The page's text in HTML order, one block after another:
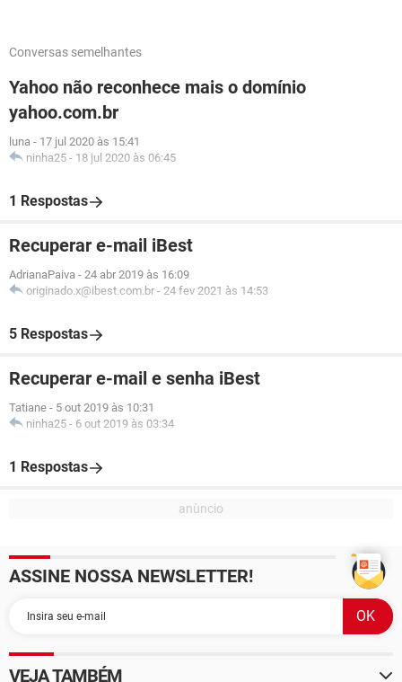
Conversas semelhantes
Yahoo não reconhece mais o domínio
yahoo.com.br
luna - 17 jul 2020 às 15:41
ninha25 - 18 jul 2020 às 06:45
1 Respostas
Recuperar e-mail iBest
AdrianaPaiva - 24 abr 2019 às 16:09
originado.x@ibest.com.br - 24 fev 2021 às 14:53
5 Respostas
Recuperar e-mail e senha iBest
Tatiane - 5 out 2019 às 10:31
ninha25 - 6 out 2019 às 03:34
1 Respostas
ASSINE NOSSA NEWSLETTER!
VEJA TAMBÉM